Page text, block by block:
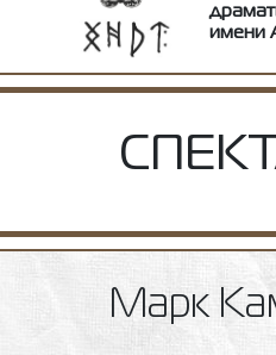
имени
Марк